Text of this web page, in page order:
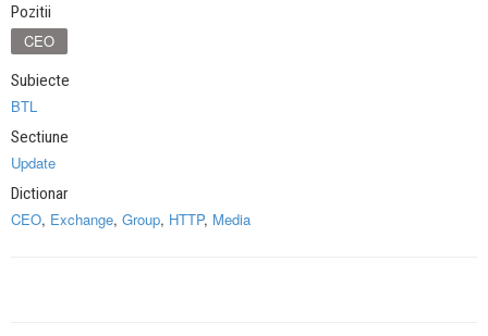
Pozitii
CEO
Subiecte
BTL
Sectiune
Update
Dictionar
CEO, Exchange, Group, HTTP, Media